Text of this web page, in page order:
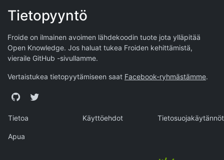
Tietopyyntö
Froide on ilmainen avoimen lähdekoodin tuote jota ylläpitää
Open Knowledge. Jos haluat tukea Froiden kehittämistä,
vieraile GitHub -sivullamme.
Vertaistukea tietopyytämiseen saat Facebook-ryhmästämme.
GitHubTwitter
Tietoa Käyttöehdot Tietosuojakäytännöt
Apua